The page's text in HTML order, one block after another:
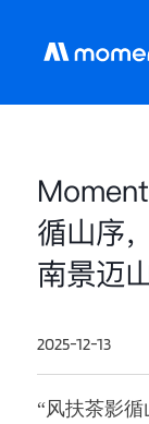
循山序
南景迈
2025-12-13
“风扶茶影